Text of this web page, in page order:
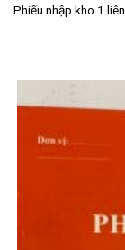
Phiếu nhập kho 1 liên